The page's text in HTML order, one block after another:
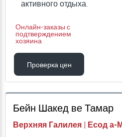
активного отдыха.
Онлайн-заказы с
подтверждением
хозяина
Проверка цен
Проверка цен
Бейн Шакед ве Тамар
Верхняя Галилея | Есод а-